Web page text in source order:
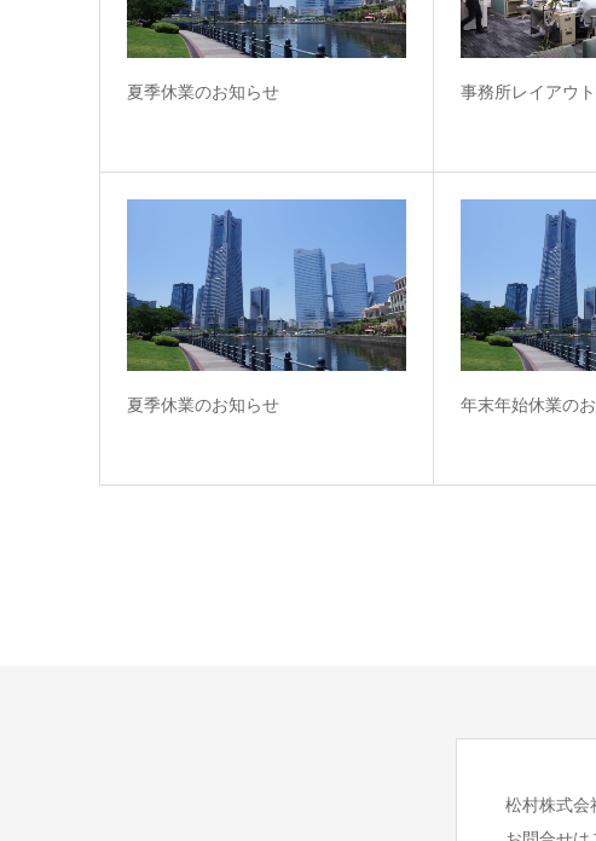
夏季休業のお知らせ 事務所レイアウ
夏季休業のお知らせ 年末年始休業の
松村株式会